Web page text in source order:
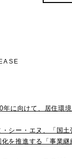
年に向けて、居住環
・シー・エヌ、「国
化を推進する「事業